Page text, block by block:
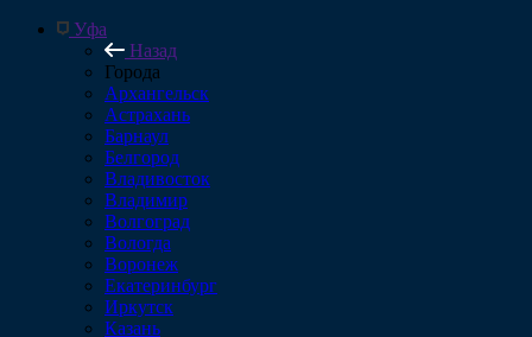
Уфа
Назад
Города
Архангельск
Астрахань
Барнаул
Белгород
Владивосток
Владимир
Волгоград
Вологда
Воронеж
Екатеринбург
Иркутск
Казань